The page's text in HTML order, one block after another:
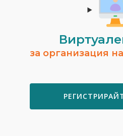
за организация